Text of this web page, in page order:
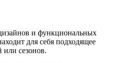
и функциональных
для себя подходящее
или сезонов.